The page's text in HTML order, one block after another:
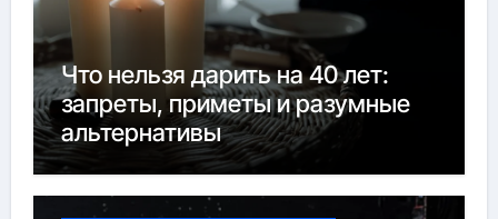
Что нельзя дарить на 40 лет:
запреты, приметы и разумные
альтернативы